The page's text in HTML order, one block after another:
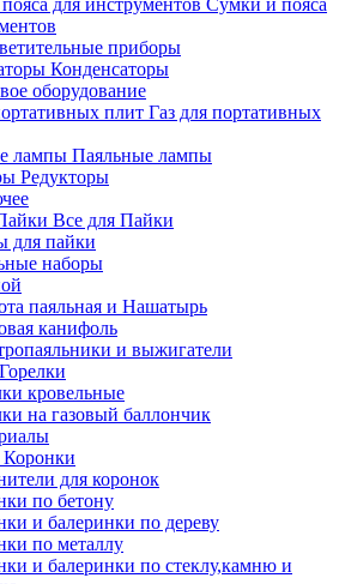
Сумки и пояса
приборы
Конденсаторы
оборудование
Газ для портативных
Паяльные лампы
Редукторы
Все для Пайки
для пайки
наборы
паяльная и Нашатырь
канифоль
и выжигатели
Горелки
кровельные
на газовый баллончик
Коронки
для коронок
по бетону
и балеринки по дереву
по металлу
и балеринки по стеклу,камню и